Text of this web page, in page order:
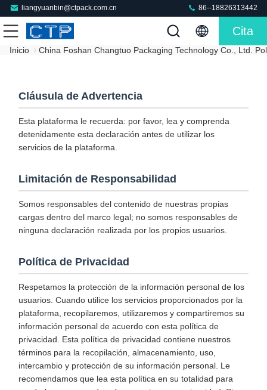
liangyuanbin@ctpack.com.cn 86--18826313442
Cita
Inicio China Foshan Changtuo Packaging Technology Co., Ltd.
Cláusula de Advertencia
Esta plataforma le recuerda: por favor, lea y comprenda
detenidamente esta declaración antes de utilizar los
servicios de la plataforma.
Limitación de Responsabilidad
Somos responsables del contenido de nuestras propias
cargas dentro del marco legal; no somos responsables de
ninguna declaración realizada por los propios usuarios.
Política de Privacidad
Respetamos la protección de la información personal de los
usuarios. Cuando utilice los servicios proporcionados por la
plataforma, recopilaremos, utilizaremos y compartiremos su
información personal de acuerdo con esta política de
privacidad. Esta política de privacidad contiene nuestros
términos para la recopilación, almacenamiento, uso,
intercambio y protección de su información personal. Le
recomendamos que lea esta política en su totalidad para